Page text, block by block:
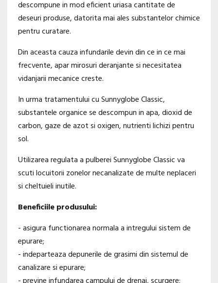
descompune in mod eficient uriasa cantitate de
deseuri produse, datorita mai ales substantelor chimice
pentru curatare.
Din aceasta cauza infundarile devin din ce in ce mai
frecvente, apar mirosuri deranjante si necesitatea
vidanjarii mecanice creste.
In urma tratamentului cu Sunnyglobe Classic,
substantele organice se descompun in apa, dioxid de
carbon, gaze de azot si oxigen, nutrienti lichizi pentru
sol.
Utilizarea regulata a pulberei Sunnyglobe Classic va
scuti locuitorii zonelor necanalizate de multe neplaceri
si cheltuieli inutile.
Beneficiile produsului:
- asigura functionarea normala a intregului sistem de
epurare;
- indeparteaza depunerile de grasimi din sistemul de
canalizare si epurare;